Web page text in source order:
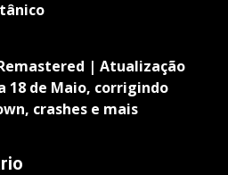
| Atualização
18 de Maio, corrigindo
crashes e mais